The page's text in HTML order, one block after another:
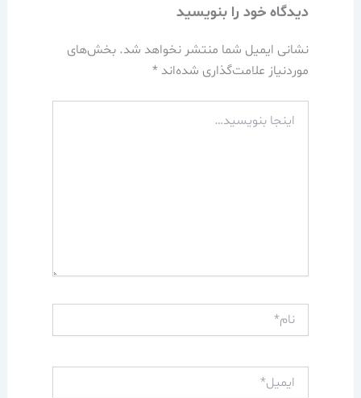
دیدگاه‌ خود را بنویسید
نشانی ایمیل شما منتشر نخواهد شد. بخش‌های
موردنیاز علامت‌گذاری شده‌اند *
بنویسید…